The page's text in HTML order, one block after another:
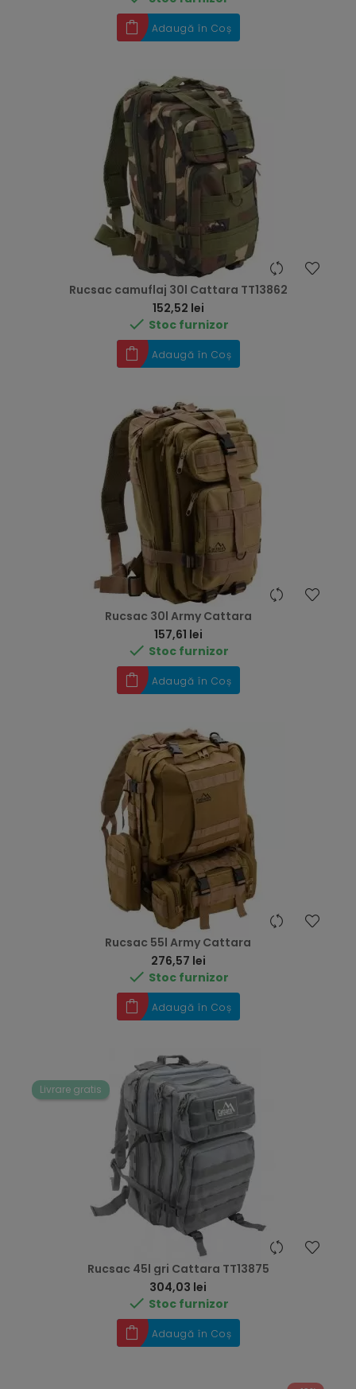
Adaugă în Coș
Rucsac camuflaj 30l Cattara TT13862
152,52 lei
 Stoc furnizor
Adaugă în Coș
Rucsac 30l Army Cattara
157,61 lei
 Stoc furnizor
Adaugă în Coș
Rucsac 55l Army Cattara
276,57 lei
 Stoc furnizor
Adaugă în Coș
Livrare gratis
Rucsac 45l gri Cattara TT13875
304,03 lei
 Stoc furnizor
Adaugă în Coș